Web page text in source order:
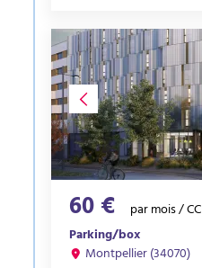
60 €
par mois / CC
Parking/box
Montpellier (34070)